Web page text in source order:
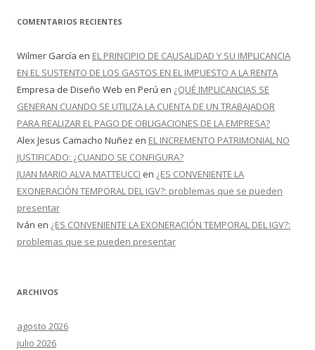
COMENTARIOS RECIENTES
Wilmer García en EL PRINCIPIO DE CAUSALIDAD Y SU IMPLICANCIA
EN EL SUSTENTO DE LOS GASTOS EN EL IMPUESTO A LA RENTA
Empresa de Diseño Web en Perú en ¿QUÉ IMPLICANCIAS SE
GENERAN CUANDO SE UTILIZA LA CUENTA DE UN TRABAJADOR
PARA REALIZAR EL PAGO DE OBLIGACIONES DE LA EMPRESA?
Alex Jesus Camacho Nuñez en EL INCREMENTO PATRIMONIAL NO
JUSTIFICADO: ¿CUANDO SE CONFIGURA?
JUAN MARIO ALVA MATTEUCCI en ¿ES CONVENIENTE LA
EXONERACIÓN TEMPORAL DEL IGV?: problemas que se pueden
presentar
Iván en ¿ES CONVENIENTE LA EXONERACIÓN TEMPORAL DEL IGV?:
problemas que se pueden presentar
ARCHIVOS
agosto 2026
julio 2026